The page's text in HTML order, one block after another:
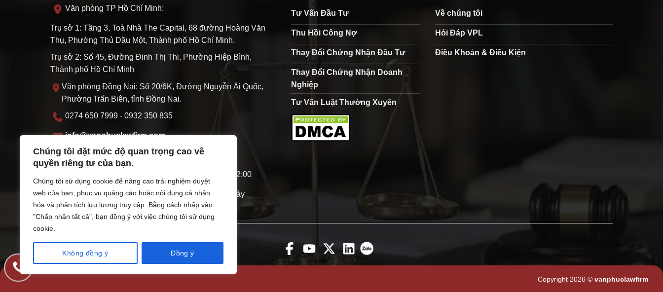
Chúng tôi đặt mức độ quan trọng cao về
quyền riêng tư của bạn.
Chúng tôi sử dụng cookie để nâng cao trải nghiệm duyệt
web của bạn, phục vụ quảng cáo hoặc nội dung cá nhân
hóa và phân tích lưu lượng truy cập. Bằng cách nhấp vào
"Chấp nhận tất cả", bạn đồng ý với việc chúng tôi sử dụng
cookie.
Không đồng ý Đồng ý
Văn phòng TP Hồ Chí Minh:
Trụ sở 1: Tầng 3, Toà Nhà The Capital, 68 đường Hoàng Văn
Thụ, Phường Thủ Dầu Một, Thành phố Hồ Chí Minh.
Trụ sở 2: Số 45, Đường Đinh Thị Thi, Phường Hiệp Bình,
Thành phố Hồ Chí Minh
Văn phòng Đồng Nai: Số 20/6K, Đường Nguyễn Ái Quốc,
Phường Trấn Biên, tỉnh Đồng Nai.
0274 650 7999 - 0932 350 835
info@vanphuclawfirm.com
MST: 3703095219
Thứ hai - Thứ sáu: 07:30 - 17:00 Thứ 7: 07:30 - 12:00
ĐKHĐ do sở Tư pháp thành phố Hồ Chí Minh cấp ngày
11/11/2022
Tư Vấn Đầu Tư
Thu Hồi Công Nợ
Thay Đổi Chứng Nhận Đầu Tư
Thay Đổi Chứng Nhận Doanh
Nghiệp
Tư Vấn Luật Thường Xuyên
Về chúng tôi
Hỏi Đáp VPL
Điều Khoản & Điều Kiện
Copyright 2026 © vanphuclawfirm